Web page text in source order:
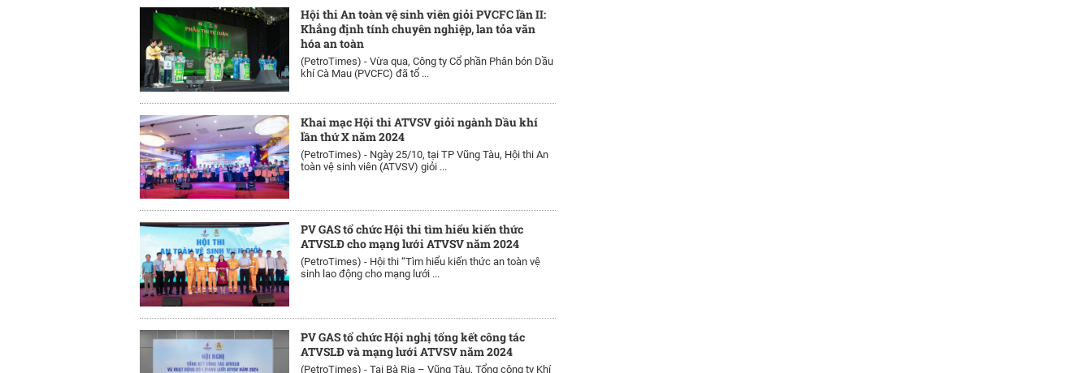
Hội thi An toàn vệ sinh viên giỏi PVCFC lần II:
Khẳng định tính chuyên nghiệp, lan tỏa văn
hóa an toàn
(PetroTimes) - Vừa qua, Công ty Cổ phần Phân bón Dầu
khí Cà Mau (PVCFC) đã tổ ...
Khai mạc Hội thi ATVSV giỏi ngành Dầu khí
lần thứ X năm 2024
(PetroTimes) - Ngày 25/10, tại TP Vũng Tàu, Hội thi An
toàn vệ sinh viên (ATVSV) giỏi ...
PV GAS tổ chức Hội thi tìm hiểu kiến thức
ATVSLĐ cho mạng lưới ATVSV năm 2024
(PetroTimes) - Hội thi “Tìm hiểu kiến thức an toàn vệ
sinh lao động cho mạng lưới ...
PV GAS tổ chức Hội nghị tổng kết công tác
ATVSLĐ và mạng lưới ATVSV năm 2024
(PetroTimes) - Tại Bà Rịa – Vũng Tàu, Tổng công ty Khí